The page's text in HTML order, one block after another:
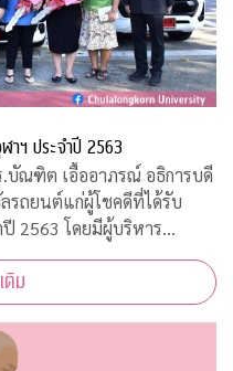
าฯ ประจำปี 2563
บัณฑิต เอื้ออาภรณ์ อธิการบดี
รถยนต์แก่ผู้โชคดีที่ได้รับ
ปี 2563 โดยมีผู้บริหาร
นินการบัตรการกุศลสมทบทุน
กั
ติม